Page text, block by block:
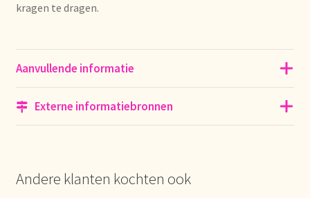
kragen te dragen.
Aanvullende informatie
Externe informatiebronnen
Andere klanten kochten ook